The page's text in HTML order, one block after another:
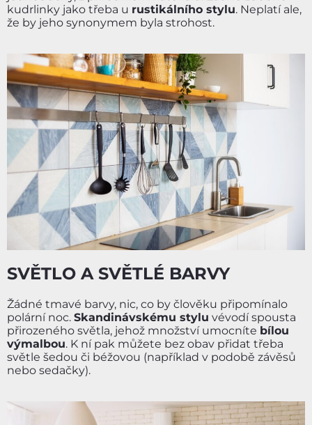
kudrlinky jako třeba u rustikálního stylu. Neplatí ale,
že by jeho synonymem byla strohost.
SVĚTLO A SVĚTLÉ BARVY
Žádné tmavé barvy, nic, co by člověku připomínalo
polární noc. Skandinávskému stylu vévodí spousta
přirozeného světla, jehož množství umocníte bílou
výmalbou. K ní pak můžete bez obav přidat třeba
světle šedou či béžovou (například v podobě závěsů
nebo sedačky).